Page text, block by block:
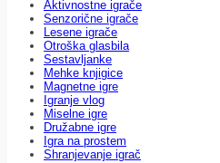
Aktivnostne igrače
Senzorične igrače
Lesene igrače
Otroška glasbila
Sestavljanke
Mehke knjigice
Magnetne igre
Igranje vlog
Miselne igre
Družabne igre
Igra na prostem
Shranjevanje igrač